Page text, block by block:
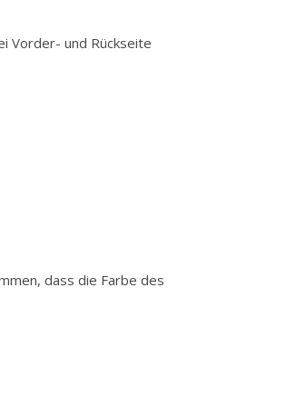
Vorder- und Rückseite
dass die Farbe des